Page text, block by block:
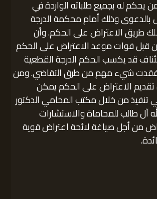
يحكم له بجميع طلباته الواردة في
بالدعوى وذلك أمام محكمة الدرجة
طريق الاعتراض على الحكم. وأن
قبل فوات موعد الاعتراض على الحكم
قد يكسب الحكم الدرجة القطعية
فقدت شيء مهم من طرق التقاضي. ومن
الاعتراض على الحكم يمكن
تنفيذ من خلال مكتب المحامي الدكتور
آل طالب للمحاماة والاستشارات
من أجل صياغة لائحة اعتراض قوية